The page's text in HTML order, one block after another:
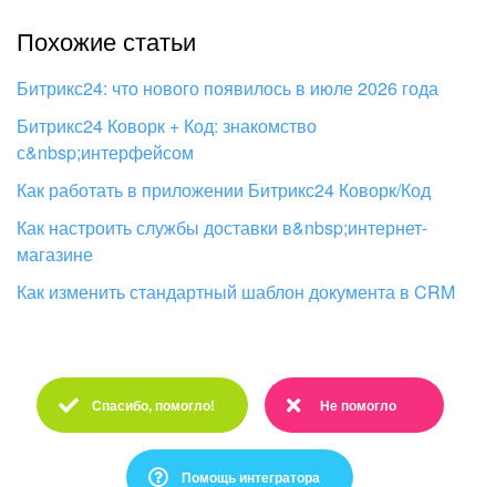
Похожие статьи
Битрикс24: что нового появилось в июле 2026 года
Битрикс24 Коворк + Код: знакомство
с&nbsp;интерфейсом
Как работать в приложении Битрикс24 Коворк/Код
Как настроить службы доставки в&nbsp;интернет-
магазине
Как изменить стандартный шаблон документа в CRM
Спасибо, помогло!
Спасибо :)
Не помогло
Очень жаль :(
Помощь интегратора